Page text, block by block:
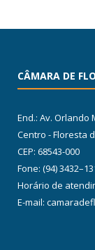
CÂMARA DE
End.: Av. Orlando
Centro - Floresta
CEP: 68543-000
Fone: (94)
Horário de
E-mail: